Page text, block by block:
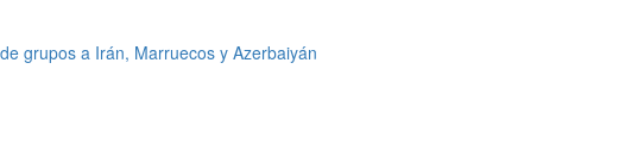
grupos a Irán, Marruecos y Azerbaiyán